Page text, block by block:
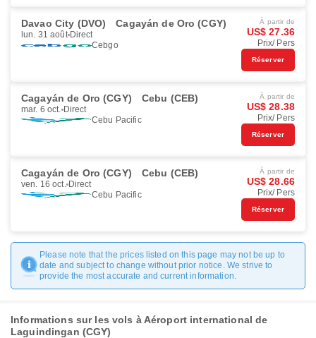
Davao City (DVO) Cagayán de Oro (CGY)
lun. 31 août Direct
Cebgo
À partir de
US$ 27.36
Prix/ Pers
Réserver
Cagayán de Oro (CGY) Cebu (CEB)
mar. 6 oct. Direct
Cebu Pacific
À partir de
US$ 28.38
Prix/ Pers
Réserver
Cagayán de Oro (CGY) Cebu (CEB)
ven. 16 oct. Direct
Cebu Pacific
À partir de
US$ 28.66
Prix/ Pers
Réserver
Please note that the prices listed on this page may not be up to
date and subject to change without prior notice. We strive to
provide the most accurate and current information.
Informations sur les vols à Aéroport international de
Laguindingan (CGY)